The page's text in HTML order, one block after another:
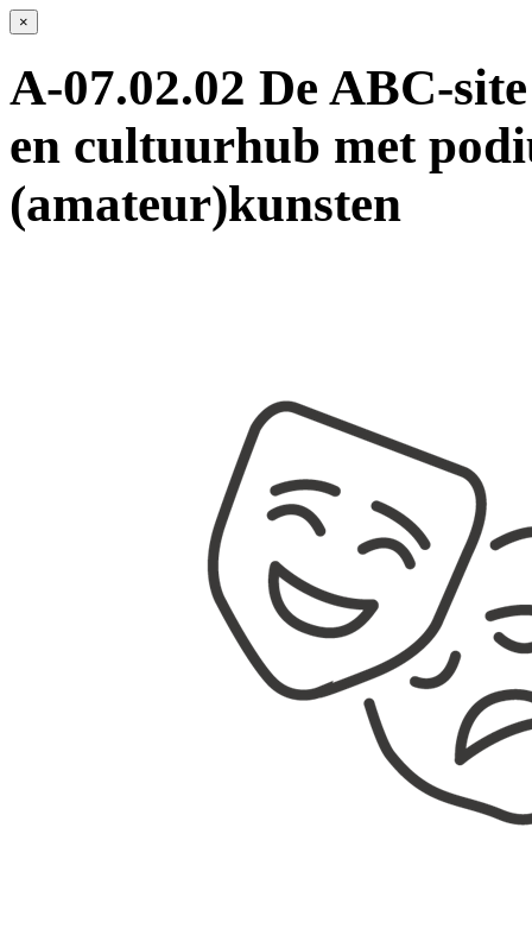
×
A-07.02.02 De ABC-
en cultuurhub met
(amateur)kunsten